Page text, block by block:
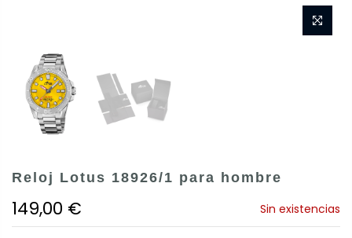
Reloj Lotus 18926/1 para hombre
149,00 € Sin existencias